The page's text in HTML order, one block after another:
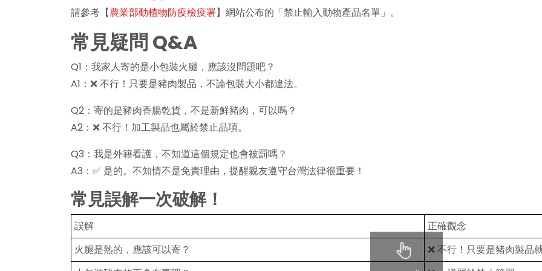
請參考【農業部動植物防疫檢疫署】網站公布的「禁止輸入動物產品名單」。
常見疑問 Q&A
Q1：我家人寄的是小包裝火腿，應該沒問題吧？
A1：❌ 不行！只要是豬肉製品，不論包裝大小都違法。
Q2：寄的是豬肉香腸乾貨，不是新鮮豬肉，可以嗎？
A2：❌ 不行！加工製品也屬於禁止品項。
Q3：我是外籍看護，不知道這個規定也會被罰嗎？
A3：✅ 是的。不知情不是免責理由，提醒親友遵守台灣法律很重要！
常見誤解一次破解！
誤解
正確觀念
火腿是熟的，應該可以寄？
❌ 不行！只要是豬肉製品